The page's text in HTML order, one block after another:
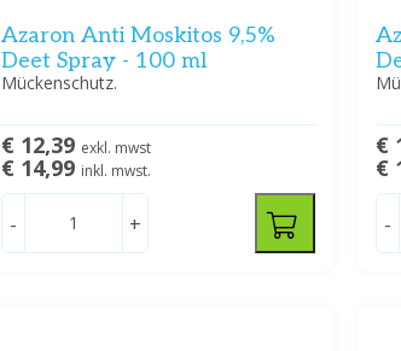
Azaron Anti Moskitos 9,5%
Deet Spray - 100 ml
Mückenschutz.
€ 12,39 exkl. mwst
€ 14,99 inkl. mwst.
- +
€
€
-